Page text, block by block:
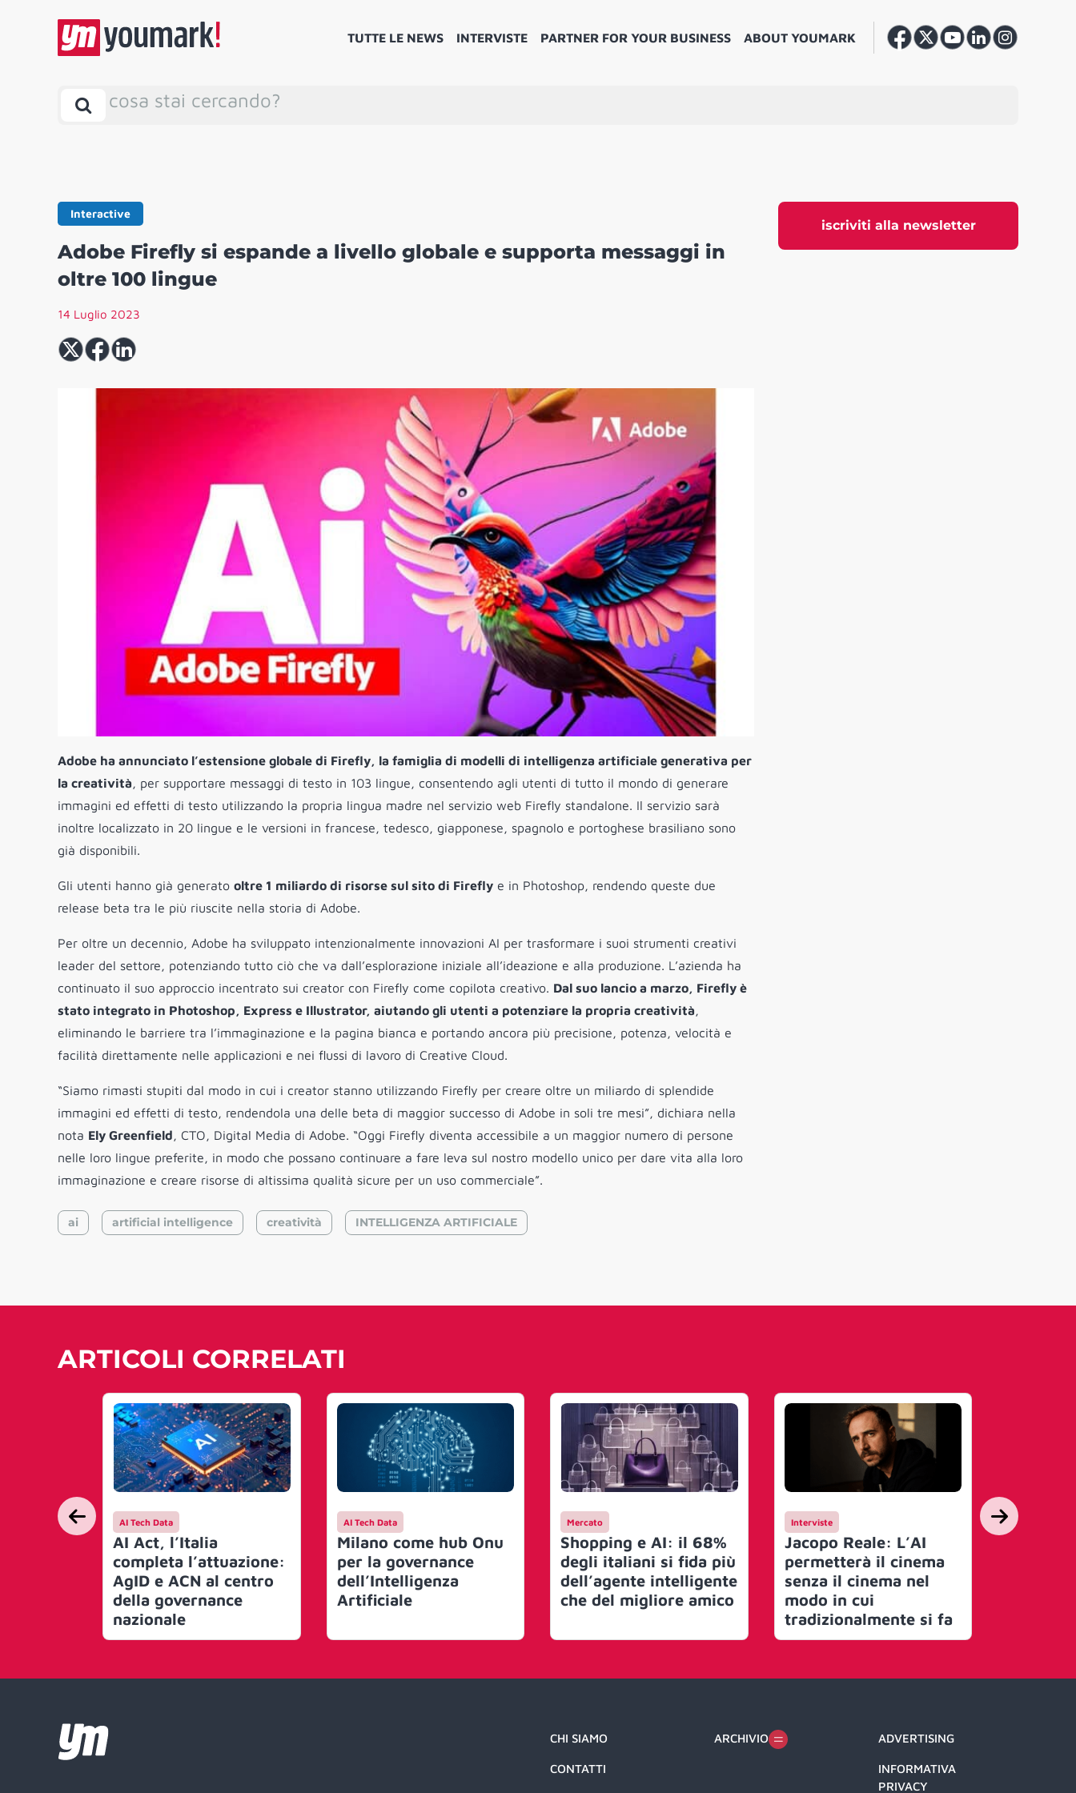
TUTTE LE NEWS INTERVISTE PARTNER FOR YOUR BUSINESS ABOUT YOUMARK
cosa stai cercando?
iscriviti alla newsletter
Interactive
Adobe Firefly si espande a livello globale e supporta messaggi in
oltre 100 lingue
14 Luglio 2023
Adobe ha annunciato l’estensione globale di Firefly, la famiglia di modelli di intelligenza artificiale generativa per
la creatività, per supportare messaggi di testo in 103 lingue, consentendo agli utenti di tutto il mondo di generare
immagini ed effetti di testo utilizzando la propria lingua madre nel servizio web Firefly standalone. Il servizio sarà
inoltre localizzato in 20 lingue e le versioni in francese, tedesco, giapponese, spagnolo e portoghese brasiliano sono
già disponibili.
Gli utenti hanno già generato oltre 1 miliardo di risorse sul sito di Firefly e in Photoshop, rendendo queste due
release beta tra le più riuscite nella storia di Adobe.
Per oltre un decennio, Adobe ha sviluppato intenzionalmente innovazioni AI per trasformare i suoi strumenti creativi
leader del settore, potenziando tutto ciò che va dall’esplorazione iniziale all’ideazione e alla produzione. L’azienda ha
continuato il suo approccio incentrato sui creator con Firefly come copilota creativo. Dal suo lancio a marzo, Firefly è
stato integrato in Photoshop, Express e Illustrator, aiutando gli utenti a potenziare la propria creatività,
eliminando le barriere tra l’immaginazione e la pagina bianca e portando ancora più precisione, potenza, velocità e
facilità direttamente nelle applicazioni e nei flussi di lavoro di Creative Cloud.
“Siamo rimasti stupiti dal modo in cui i creator stanno utilizzando Firefly per creare oltre un miliardo di splendide
immagini ed effetti di testo, rendendola una delle beta di maggior successo di Adobe in soli tre mesi”, dichiara nella
nota Ely Greenfield, CTO, Digital Media di Adobe. “Oggi Firefly diventa accessibile a un maggior numero di persone
nelle loro lingue preferite, in modo che possano continuare a fare leva sul nostro modello unico per dare vita alla loro
immaginazione e creare risorse di altissima qualità sicure per un uso commerciale”.
ai artificial intelligence creatività INTELLIGENZA ARTIFICIALE
ARTICOLI CORRELATI
AI Tech Data
AI Act, l’Italia
completa l’attuazione:
AgID e ACN al centro
della governance
nazionale
AI Tech Data
Milano come hub Onu
per la governance
dell’Intelligenza
Artificiale
Mercato
Shopping e AI: il 68%
degli italiani si fida più
dell’agente intelligente
che del migliore amico
Interviste
Jacopo Reale: L’AI
permetterà il cinema
senza il cinema nel
modo in cui
tradizionalmente si fa
Mercato
CHI SIAMO
CONTATTI
ARCHIVIO ADVERTISING
INFORMATIVA
PRIVACY